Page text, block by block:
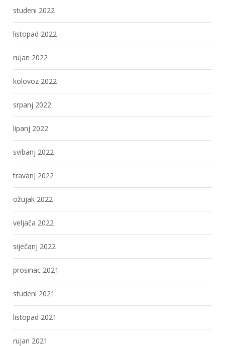
studeni 2022
listopad 2022
rujan 2022
kolovoz 2022
srpanj 2022
lipanj 2022
svibanj 2022
travanj 2022
ožujak 2022
veljača 2022
siječanj 2022
prosinac 2021
studeni 2021
listopad 2021
rujan 2021